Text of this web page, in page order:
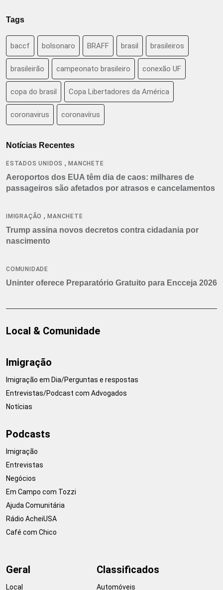
Tags
baccf bolsonaro BRAFF brasil brasileiros
brasileirão campeonato brasileiro conexão UF
copa do brasil Copa Libertadores da América
coronavirus coronavírus
Notícias Recentes
ESTADOS UNIDOS ,MANCHETE
Aeroportos dos EUA têm dia de caos: milhares de
passageiros são afetados por atrasos e cancelamentos
IMIGRAÇÃO ,MANCHETE
Trump assina novos decretos contra cidadania por
nascimento
COMUNIDADE
Uninter oferece Preparatório Gratuito para Encceja 2026
Local & Comunidade
Imigração
Imigração em Dia/Perguntas e respostas
Entrevistas/Podcast com Advogados
Notícias
Podcasts
Imigração
Entrevistas
Negócios
Em Campo com Tozzi
Ajuda Comunitária
Rádio AcheiUSA
Café com Chico
Geral
Local
Classificados
Automóveis